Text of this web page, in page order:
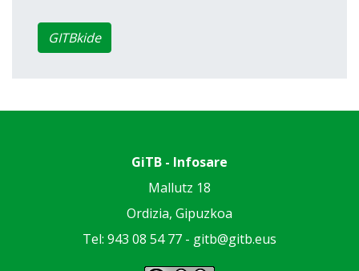
GITBkide
GiTB - Infosare
Mallutz 18
Ordizia, Gipuzkoa
Tel: 943 08 54 77 - gitb@gitb.eus